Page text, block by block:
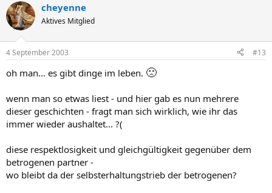
cheyenne
Aktives Mitglied
4 September 2003 #13
oh man... es gibt dinge im leben. 🙁
wenn man so etwas liest - und hier gab es nun mehrere
dieser geschichten - fragt man sich wirklich, wie ihr das
immer wieder aushaltet... ?(
diese respektlosigkeit und gleichgültigkeit gegenüber dem
betrogenen partner -
wo bleibt da der selbsterhaltungstrieb der betrogenen?